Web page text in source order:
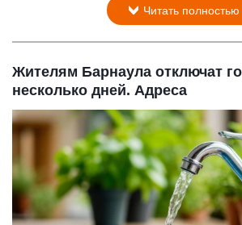
Читать полностью
Жителям Барнаула отключат
несколько дней. Адреса